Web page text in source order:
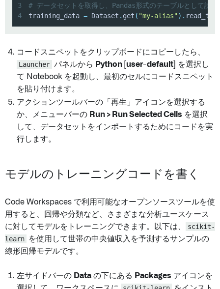
3
# データセットを取得し、Pandas形式のテーブルとして読み
4
training_data = Dataset . get ( "my-alias" ) .
コードスニペットをクリップボードにコピーしたら、
Launcher パネルから Python [user-default]
を選択し
て Notebook を起動し、最初のセルにコードスニペット
を貼り付けます。
アクションツールバーの「再生」アイコンを選択する
か、メニューバーの Run > Run Selected Cells を選択
して、データセットをインポートするためにコードを実
行します。
モデルのトレーニングコードを書く
Code Workspaces で利用可能なオープンソースツールを使
用すると、回帰や分類など、さまざまな分析ユースケース
に対してモデルをトレーニングできます。以下は、
scikit-
learn
を使用して世帯の中央値収入を予測するサンプルの
線形回帰モデルです。
左サイドバーの Data の下にある Packages アイコンを